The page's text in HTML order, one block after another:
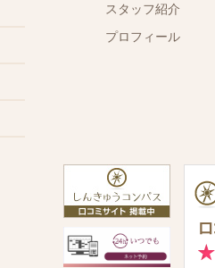
スタッフ紹介
プロフィール